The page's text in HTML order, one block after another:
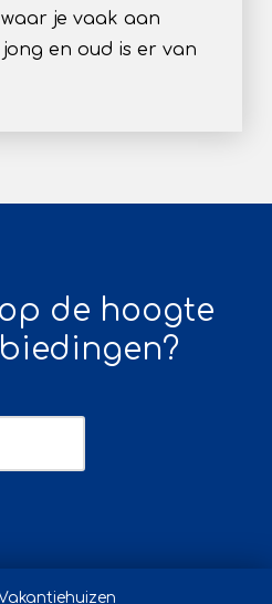
je vaak aan
en oud is er van
de hoogte